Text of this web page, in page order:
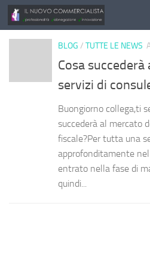
Salta al contenuto
BLOG / TUTTE LE NEWS
Cosa
servizi di
Buongiorno collega,ti
succederà al mercato
fiscale?Per tutta una
approfonditamente
entrato nella fase di
quindi...